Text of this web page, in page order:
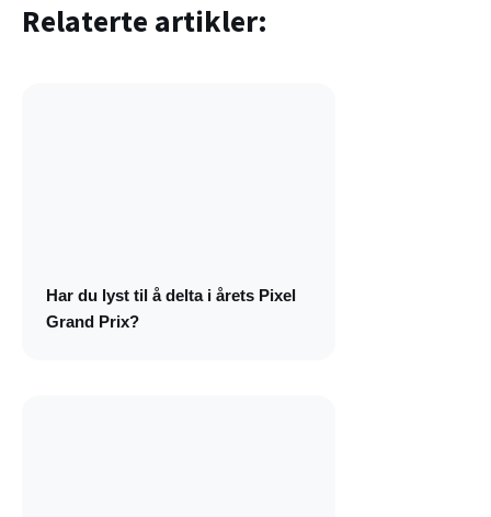
Relaterte artikler:
Har du lyst til å delta i årets Pixel
Grand Prix?